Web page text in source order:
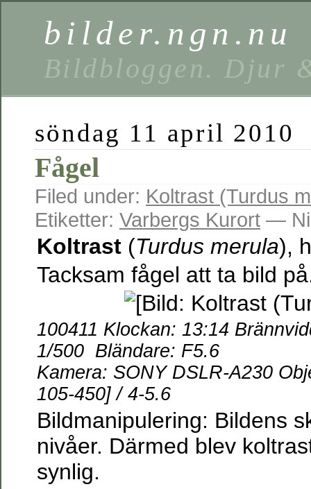
bilder.ngn.nu
Bildbloggen. Djur
söndag 11 april 2010
Fågel
Filed under: Koltrast (Turdus
Etiketter: Varbergs Kurort —
Koltrast (Turdus merula),
Tacksam fågel att ta bild
100411 Klockan: 13:14
1/500 Bländare: F5.6
Kamera: SONY DSLR-A230
105-450] / 4-5.6
Bildmanipulering: Bildens
nivåer. Därmed blev
synlig.